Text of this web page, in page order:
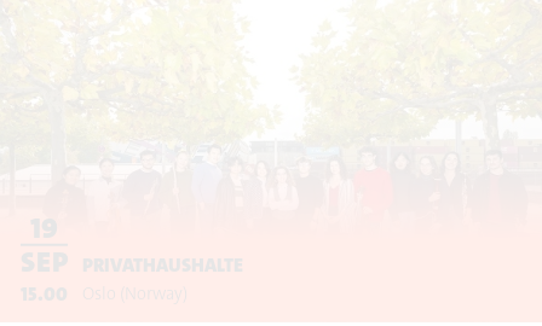
19
SEP
15.00
PRIVATHAUSHALTE
(Norway)